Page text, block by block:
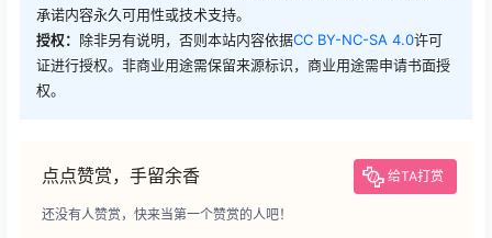
承诺内容永久可用性或技术支持。
授权： 除非另有说明，否则本站内容依据CC BY-NC-SA 4.0许可
证进行授权。非商业用途需保留来源标识，商业用途需申请书面授
权。
点点赞赏，手留余香 给TA打赏
还没有人赞赏，快来当第一个赞赏的人吧！